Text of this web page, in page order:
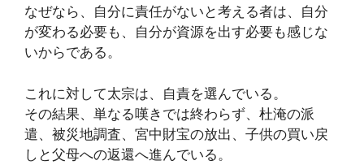
なぜなら、自分に責任がないと考える者は、自分
が変わる必要も、自分が資源を出す必要も感じな
いからである。
これに対して太宗は、自責を選んでいる。
その結果、単なる嘆きでは終わらず、杜淹の派
遣、被災地調査、宮中財宝の放出、子供の買い戻
しと父母への返還へ進んでいる。